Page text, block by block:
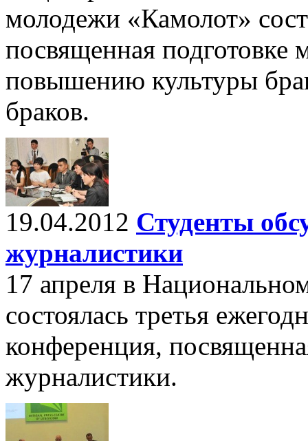
молодежи «Камолот»
посвященная
повышению культуры
браков.
19.04.2012 Студенты
журналистики
17 апреля в
состоялась третья
конференция,
журналистики.